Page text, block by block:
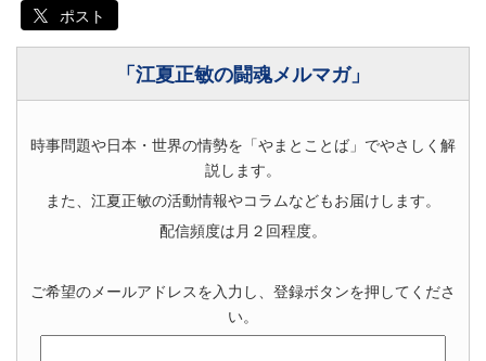
ポスト
「江夏正敏の闘魂メルマガ」
時事問題や日本・世界の情勢を「やまとことば」でやさしく解
説します。
また、江夏正敏の活動情報やコラムなどもお届けします。
配信頻度は月２回程度。
ご希望のメールアドレスを入力し、登録ボタンを押してくださ
い。